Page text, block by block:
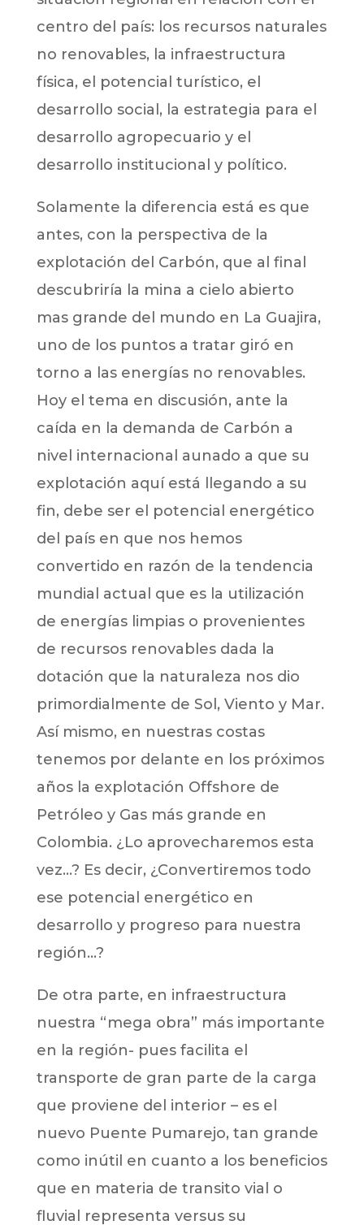
centro del país: los recursos naturales
no renovables, la infraestructura
física, el potencial turístico, el
desarrollo social, la estrategia para el
desarrollo agropecuario y el
desarrollo institucional y político.
Solamente la diferencia está es que
antes, con la perspectiva de la
explotación del Carbón, que al final
descubriría la mina a cielo abierto
mas grande del mundo en La Guajira,
uno de los puntos a tratar giró en
torno a las energías no renovables.
Hoy el tema en discusión, ante la
caída en la demanda de Carbón a
nivel internacional aunado a que su
explotación aquí está llegando a su
fin, debe ser el potencial energético
del país en que nos hemos
convertido en razón de la tendencia
mundial actual que es la utilización
de energías limpias o provenientes
de recursos renovables dada la
dotación que la naturaleza nos dio
primordialmente de Sol, Viento y Mar.
Así mismo, en nuestras costas
tenemos por delante en los próximos
años la explotación Offshore de
Petróleo y Gas más grande en
Colombia. ¿Lo aprovecharemos esta
vez…? Es decir, ¿Convertiremos todo
ese potencial energético en
desarrollo y progreso para nuestra
región…?
De otra parte, en infraestructura
nuestra “mega obra” más importante
en la región- pues facilita el
transporte de gran parte de la carga
que proviene del interior – es el
nuevo Puente Pumarejo, tan grande
como inútil en cuanto a los beneficios
que en materia de transito vial o
fluvial representa versus su